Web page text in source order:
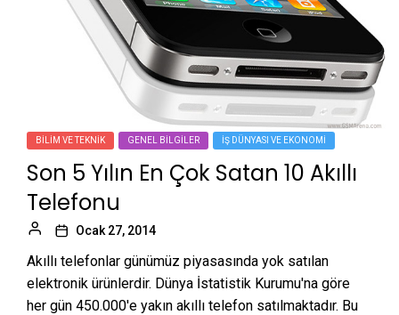
BILIM VE TEKNIK GENEL BILGILER İŞ DÜNYASI VE EKONOMI
Son 5 Yılın En Çok Satan 10 Akıllı
Telefonu
Ocak 27, 2014
Akıllı telefonlar günümüz piyasasında yok satılan
elektronik ürünlerdir. Dünya İstatistik Kurumu'na göre
her gün 450.000'e yakın akıllı telefon satılmaktadır. Bu